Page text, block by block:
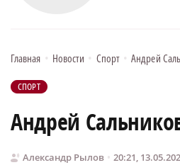
Главная • Новости • Спорт • Андрей
СПОРТ
Андрей
Александр Рылов 20:21,